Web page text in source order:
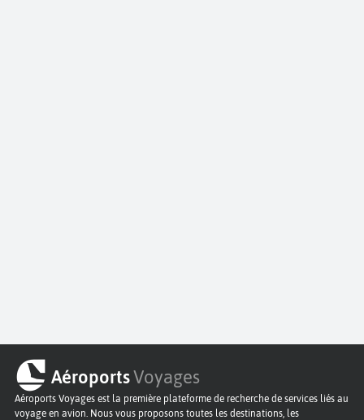
AéroportsVoyages
Aéroports Voyages est la première plateforme de recherche de services liés au
voyage en avion. Nous vous proposons toutes les destinations, les